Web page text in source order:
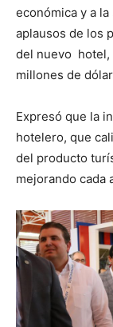
económica y a
aplausos de los
del nuevo hotel,
millones de
Expresó que la
hotelero, que
del producto
mejorando cada